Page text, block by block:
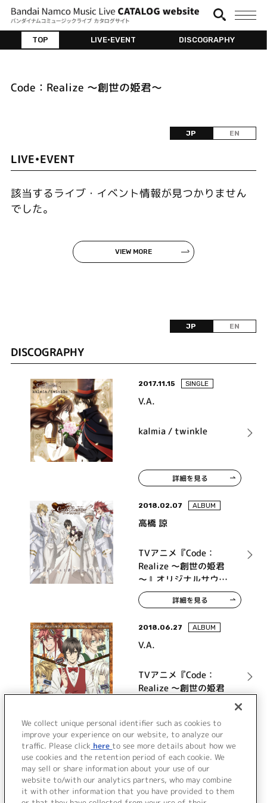
TOP LIVE•EVENT DISCOGRAPHY
Code：Realize ～創世の姫君～
JP EN
LIVE•EVENT
該当するライブ・イベント情報が見つかりません
でした。
VIEW MORE
JP EN
DISCOGRAPHY
2017.11.15 SINGLE
V.A.
kalmia / twinkle
詳細を見る
2018.02.07 ALBUM
高橋 諒
TVアニメ『Code：
Realize ～創世の姫君
～』オリジナルサウン
ドトラック
詳細を見る
2018.06.27 ALBUM
V.A.
TVアニメ『Code：
Realize ～創世の姫君
詳細を見る
VIEW MORE
We collect unique personal identifier such as cookies to
improve your experience on our website, to analyze our
traffic. Please click here to see more details about how we
use cookies and the retention period of each cookie. We
may sell or share information about your use of our
website to/with our analytics partners, who may combine
it with other information that you have provided to them